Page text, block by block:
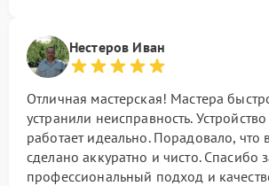
Нестеров Иван
Отличная мастерская! Мастера
устранили неисправность.
работает идеально. Порадовало, что
сделано аккуратно и чисто. Спасибо
профессиональный подход и